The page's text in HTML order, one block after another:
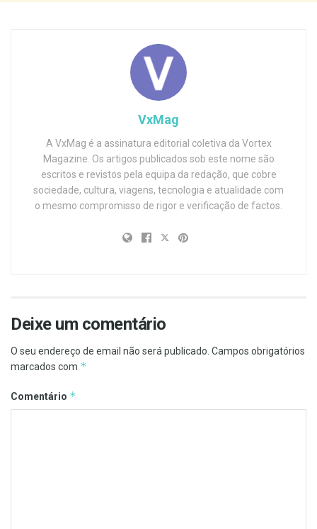
VxMag
A VxMag é a assinatura editorial coletiva da Vortex
Magazine. Os artigos publicados sob este nome são
escritos e revistos pela equipa da redação, que cobre
sociedade, cultura, viagens, tecnologia e atualidade com
o mesmo compromisso de rigor e verificação de factos.
Deixe um comentário
O seu endereço de email não será publicado. Campos obrigatórios
marcados com *
Comentário *